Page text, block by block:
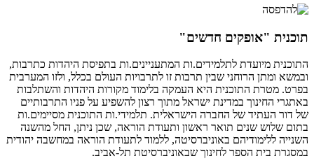
תוכנית "אופקים חדשים"
התוכנית מיועדת לתלמידים.ות המתעניינים.ות בתפיסת היהדות כתרבות,
ובמשא ומתן הרוחני שבין תרבות זו לתרבויות העולם בכלל, ולזו המערבית
בפרט. מטרת התוכנית היא העמקה בלימוד מקורות היהדות והשתלבות
באתגרי החינוך במדינת ישראל מתוך רצון להשפיע על פניו התרבותיים
של דור העתיד של החברה הישראלית. תלמידי.ות התוכנית מסיימים.ות
בתום שלוש שנים תואר ראשון ותעודת הוראה, שכן ניתן, החל מהשנה
השנייה ללימודיהם באוניברסיטה, ללמוד לתעודת הוראה במחשבה יהודית
במסגרת בית הספר לחינוך שבאוניברסיטת תל-אביב.